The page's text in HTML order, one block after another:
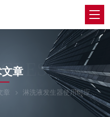
章
章 淋洗液发生器使用时应注意什么？